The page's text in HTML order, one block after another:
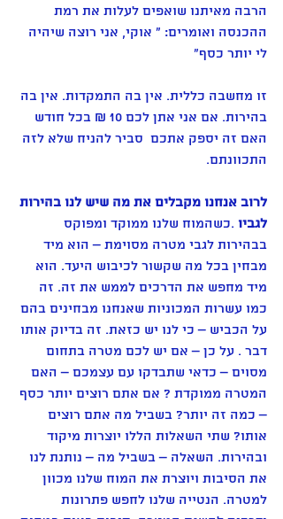
הרבה מאיתנו שואפים לעלות את רמת
ההכנסה ואומרים: " אוקי, אני רוצה שיהיה
לי יותר כסף"
זו מחשבה כללית. אין בה התמקדות. אין בה
בהירות. אם אני אתן לכם 10 ₪ בכל חודש
האם זה יספק אתכם  סביר להניח שלא לזה
התכוונתם.
לרוב אנחנו מקבלים את מה שיש לנו בהירות
לגביו .כשהמוח שלנו ממוקד ומפוקס
בבהירות לגבי מטרה מסוימת – הוא מיד
מבחין בכל מה שקשור לכיבוש היעד. הוא
מיד מחפש את הדרכים לממש את זה. זה
כמו עשרות המכוניות שאנחנו מבחינים בהם
על הכביש – כי לנו יש כזאת. זה בדיוק אותו
דבר . על כן – אם יש לכם מטרה בתחום
מסוים – כדאי שתבדקו עם עצמכם – האם
המטרה ממוקדת ? אם אתם רוצים יותר כסף
– כמה זה יותר? בשביל מה אתם רוצים
אותו? שתי השאלות הללו יוצרות מיקוד
ובהירות. השאלה – בשביל מה – נותנת לנו
את הסיבות ויוצרת את המוח שלנו מכוון
למטרה. הנטייה שלנו לחפש פתרונות